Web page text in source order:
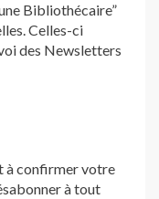
Bibliothécaire”
Celles-ci
des Newsletters
à confirmer votre
à tout